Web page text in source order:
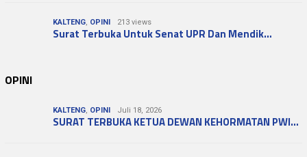
KALTENG OPINI 213 views
Surat Terbuka Untuk Senat UPR Dan Mendik…
OPINI
KALTENG OPINI Juli 18, 2026
SURAT TERBUKA KETUA DEWAN KEHORMATAN PWI…